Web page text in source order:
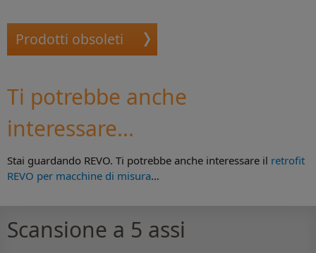
Prodotti obsoleti
Ti potrebbe anche
interessare...
Stai guardando REVO. Ti potrebbe anche interessare il retrofit
REVO per macchine di misura…
Scansione a 5 assi